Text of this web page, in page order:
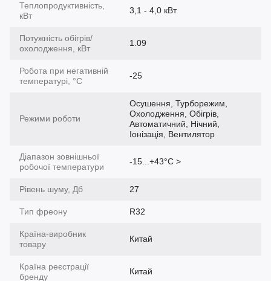
Теплопродуктивність,
кВт
3,1 - 4,0 кВт
Потужність обігрів/
охолодження, кВт
1.09
Робота при негативній
температурі, °C
-25
Режими роботи
Осушення, Турборежим,
Охолодження, Обігрів,
Автоматичний, Нічний,
Іонізація, Вентилятор
Діапазон зовнішньої
робочої температури
-15...+43°С >
Рівень шуму, Дб 27
Тип фреону R32
Країна-виробник
товару
Китай
Країна реєстрації
бренду
Китай